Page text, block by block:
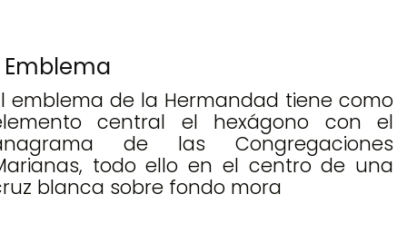
Emblema
emblema de la Hermandad tiene como
central el hexágono con el
de las Congregaciones
todo ello en el centro de una
blanca sobre fondo mora